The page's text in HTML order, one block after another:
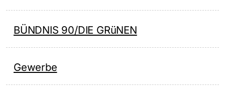
BÜNDNIS 90/DIE GRüNEN
Gewerbe